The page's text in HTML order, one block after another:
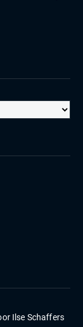
Ilse Schaffers